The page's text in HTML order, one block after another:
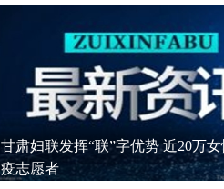
甘肃妇联发挥“联”字优势 近20万
疫志愿者